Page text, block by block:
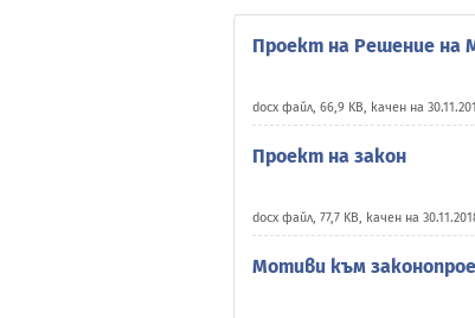
Проект на Решение на
docx файл, 66,9 KB, качен на
Проект на закон
docx файл, 77,7 KB, качен на
Мотиви към